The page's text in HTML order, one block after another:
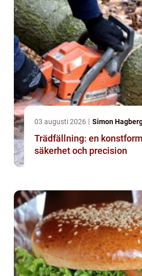
03 augusti 2026 Simon
Trädfällning: en
säkerhet och precision